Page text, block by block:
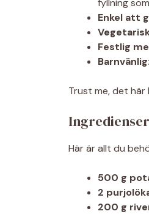
Enkel att
Festlig
Barnvänlig:
Trust me, det
Här är allt du
500 g
2
200 g